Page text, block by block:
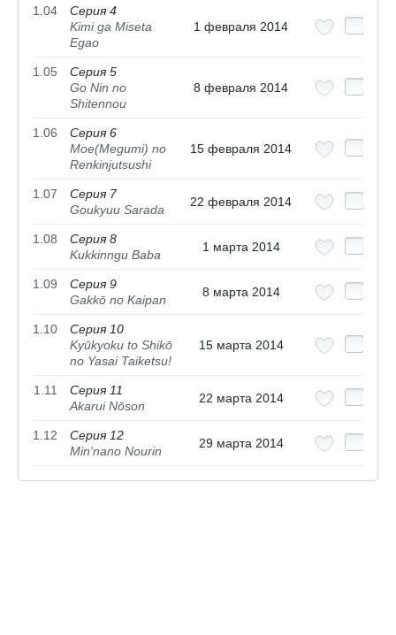
1.04
Серия 4
Kimi ga Miseta
Egao
1 февраля 2014
1.05
Серия 5
Go Nin no
Shitennou
8 февраля 2014
1.06
Серия 6
Moe(Megumi) no
Renkinjutsushi
15 февраля 2014
1.07
Серия 7
Goukyuu Sarada
22 февраля 2014
1.08
Серия 8
Kukkinngu Baba
1 марта 2014
1.09
Серия 9
Gakkō no Kaipan
8 марта 2014
1.10
Серия 10
Kyūkyoku to Shikō
no Yasai Taiketsu!
15 марта 2014
1.11
Серия 11
Akarui Nōson
22 марта 2014
1.12
Серия 12
Min'nano Nourin
29 марта 2014